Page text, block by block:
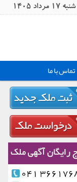
شنبه 17 مرداد 1405
تماس با ما